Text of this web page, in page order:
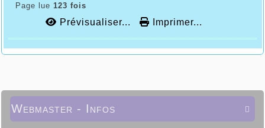
Page lue 123 fois
Prévisualiser... Imprimer...

Webmaster - Infos